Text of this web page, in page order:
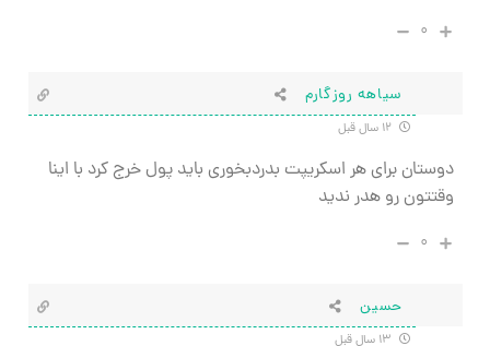
۰
سیاهه روزگارم
دوستان برای هر اسکریپت بدردبخوری باید پول خرج کرد با اینا
وقتتون رو هدر ندید
۰
حسین